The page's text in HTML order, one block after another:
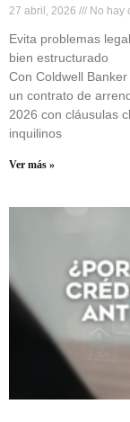
27 abril, 2026 No hay
Evita problemas
bien estructurado
Con Coldwell
un contrato de
2026 con cláusulas
inquilinos
Ver más »